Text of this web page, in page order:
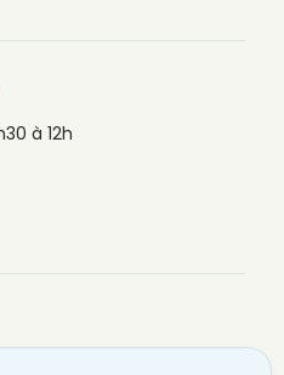
à 12h